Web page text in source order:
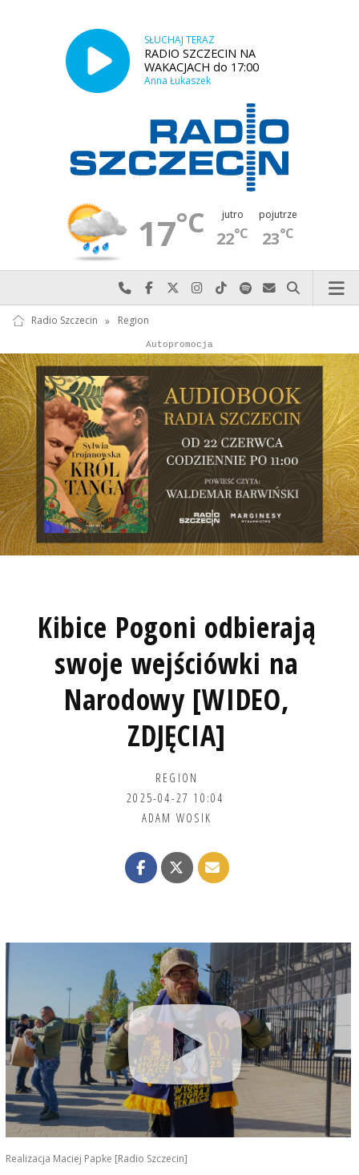
SŁUCHAJ TERAZ
RADIO SZCZECIN NA
WAKACJACH do 17:00
Anna Łukaszek
17°C jutro
22°C
pojutrze
23°C
Najlepiej po prostu do nas zadzwoń
Odwiedź nas na Facebook-u
Odwiedź nas na X
Odwiedź nas na Instagram-ie
Odwiedź nas na TikTok-u
Szukaj nas na Spotify
Wyślij do nas
Szukaj
Radio Szczecin » Region
Reklama
Autopromocja
Kibice Pogoni odbierają
swoje wejściówki na
Narodowy [WIDEO,
ZDJĘCIA]
REGION
2025-04-27 10:04
ADAM WOSIK
Realizacja Maciej Papke [Radio Szczecin]